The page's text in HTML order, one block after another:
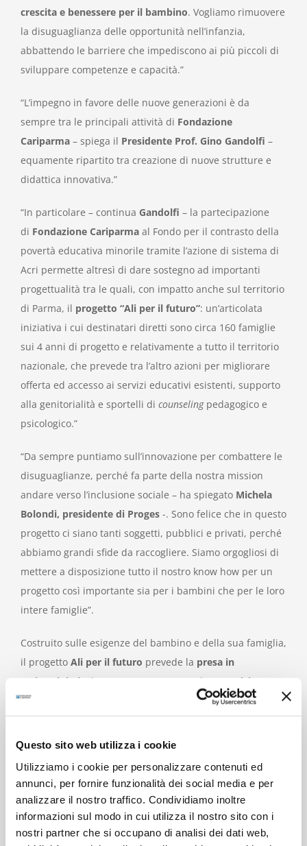
Questo sito web utilizza i cookie
Utilizziamo i cookie per personalizzare contenuti ed
annunci, per fornire funzionalità dei social media e per
analizzare il nostro traffico. Condividiamo inoltre
informazioni sul modo in cui utilizza il nostro sito con i
nostri partner che si occupano di analisi dei dati web,
crescita e benessere per il bambino. Vogliamo rimuovere
la disuguaglianza delle opportunità nell’infanzia,
abbattendo le barriere che impediscono ai più piccoli di
sviluppare competenze e capacità.”
“L’impegno in favore delle nuove generazioni è da
sempre tra le principali attività di Fondazione
Cariparma – spiega il Presidente Prof. Gino Gandolfi –
equamente ripartito tra creazione di nuove strutture e
didattica innovativa.”
“In particolare – continua Gandolfi – la partecipazione
di Fondazione Cariparma al Fondo per il contrasto della
povertà educativa minorile tramite l’azione di sistema di
Acri permette altresì di dare sostegno ad importanti
progettualità tra le quali, con impatto anche sul territorio
di Parma, il progetto “Ali per il futuro”: un’articolata
iniziativa i cui destinatari diretti sono circa 160 famiglie
sui 4 anni di progetto e relativamente a tutto il territorio
nazionale, che prevede tra l’altro azioni per migliorare
offerta ed accesso ai servizi educativi esistenti, supporto
alla genitorialità e sportelli di counselingpedagogico e
psicologico.”
“Da sempre puntiamo sull’innovazione per combattere le
disuguaglianze, perché fa parte della nostra mission
andare verso l’inclusione sociale – ha spiegato Michela
Bolondi, presidente di Proges -. Sono felice che in questo
progetto ci siano tanti soggetti, pubblici e privati, perché
abbiamo grandi sfide da raccogliere. Siamo orgogliosi di
mettere a disposizione tutto il nostro know how per un
progetto così importante sia per i bambini che per le loro
intere famiglie”.
Costruito sulle esigenze del bambino e della sua famiglia,
il progetto Ali per il futuro prevede la presa in
carico globale
, l’accesso a costo zero ad un
servizio
educativo 0/6 anni, l’offerta di servizi sociosanitari
diaccompagnamento al lavoro, per ricucire ciò che il
territorio offre in modo frammentato e l’attivazione
psico-fisico dei bambini.
Specifici
percorsi di orientamento e formazione per
i genitoriarricchiscono le soluzioni individuate per il